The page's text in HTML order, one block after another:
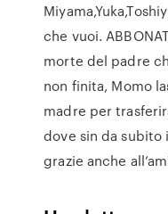
che vuoi.
morte del padre
non finita, Momo
madre per
dove sin da subito
grazie anche